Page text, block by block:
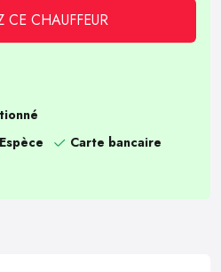
CE CHAUFFEUR
Espèce
Carte bancaire